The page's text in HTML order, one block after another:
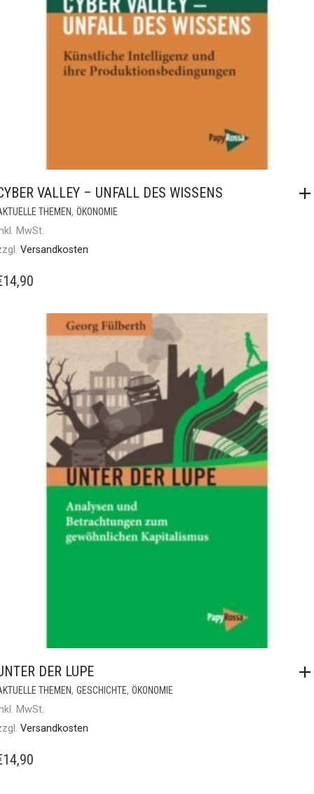
VALLEY – UNFALL DES WISSENS
THEMEN, ÖKONOMIE
MwSt.
Versandkosten
14,90
DER LUPE
THEMEN, GESCHICHTE, ÖKONOMIE
MwSt.
Versandkosten
14,90